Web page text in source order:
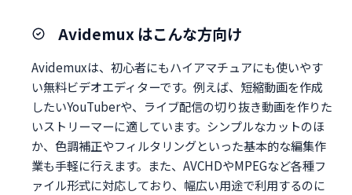
Avidemux はこんな方向け
Avidemuxは、初心者にもハイアマチュアにも使いやす
い無料ビデオエディターです。例えば、短縮動画を作成
したいYouTuberや、ライブ配信の切り抜き動画を作りた
いストリーマーに適しています。シンプルなカットのほ
か、色調補正やフィルタリングといった基本的な編集作
業も手軽に行えます。また、AVCHDやMPEGなど各種フ
ァイル形式に対応しており、幅広い用途で利用するのに